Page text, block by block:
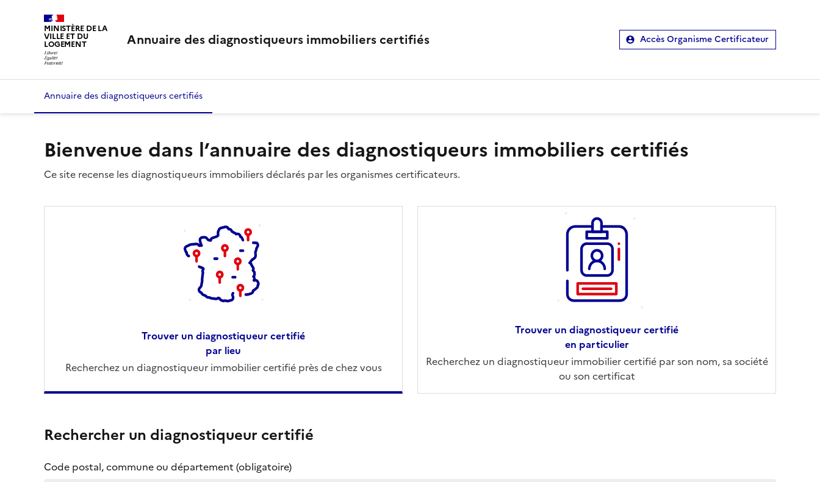
MINISTÈRE DE LA
VILLE ET DU
LOGEMENT Annuaire des diagnostiqueurs immobiliers certifiés Accès Organisme Certificateur
Annuaire des diagnostiqueurs certifiés
Bienvenue dans l’annuaire des diagnostiqueurs immobiliers certifiés
Ce site recense les diagnostiqueurs immobiliers déclarés par les organismes certificateurs.
Trouver un diagnostiqueur certifié
par lieu
Recherchez un diagnostiqueur immobilier certifié près de chez vous
Trouver un diagnostiqueur certifié
en particulier
Recherchez un diagnostiqueur immobilier certifié par son nom, sa société
ou son certificat
Rechercher un diagnostiqueur certifié
Code postal, commune ou département (obligatoire)